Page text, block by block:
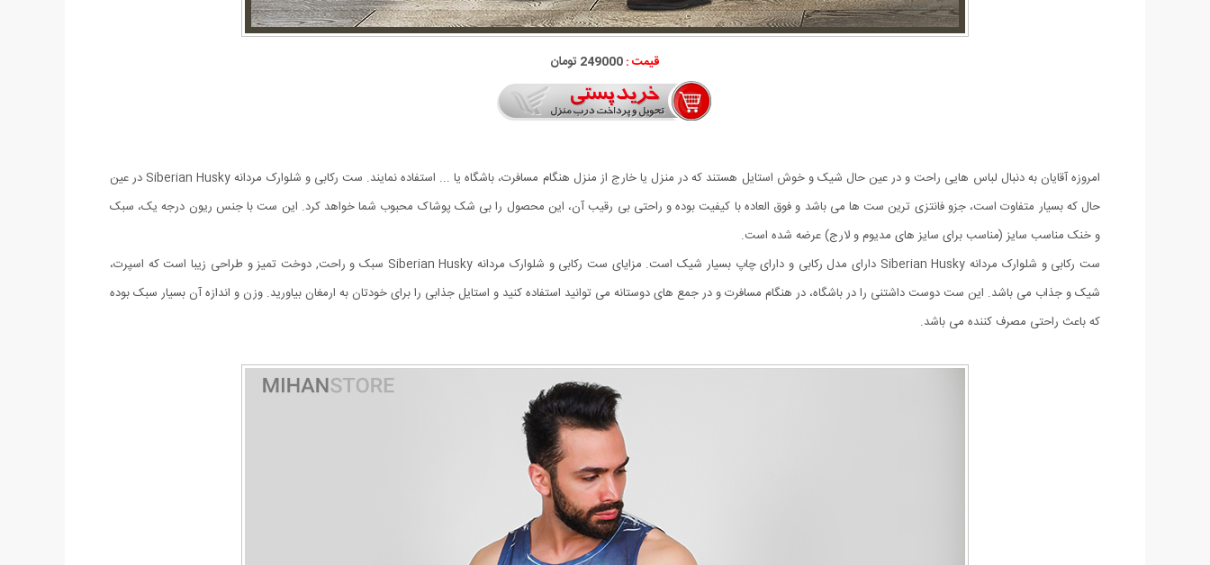
قیمت :249000 تومان
امروزه آقایان به دنبال لباس هایی راحت و در عین حال شیک و خوش استایل هستند که در منزل یا خارج از منزل هنگام مسافرت، باشگاه یا ... استفاده نمایند. ست رکابی و شلوارک مردانه Siberian Husky در عین
حال که بسیار متفاوت است، جزو فانتزی ترین ست ها می باشد و فوق العاده با کیفیت بوده و راحتی بی رقیب آن، این محصول را بی شک پوشاک محبوب شما خواهد کرد. این ست با جنس ریون درجه یک، سبک
و خنک مناسب سایز (مناسب برای سایز های مدیوم و لارج) عرضه شده است.
ست رکابی و شلوارک مردانه Siberian Husky دارای مدل رکابی و دارای چاپ بسیار شیک است. مزايای ست رکابی و شلوارک مردانه Siberian Husky سبک و راحت, دوخت تميز و طراحی زیبا است که اسپرت،
شیک و جذاب می باشد. این ست دوست داشتنی را در باشگاه، در هنگام مسافرت و در جمع های دوستانه می توانید استفاده کنید و استایل جذابی را برای خودتان به ارمغان بیاورید. وزن و اندازه آن بسیار سبک بوده
که باعث راحتی مصرف کننده می باشد.